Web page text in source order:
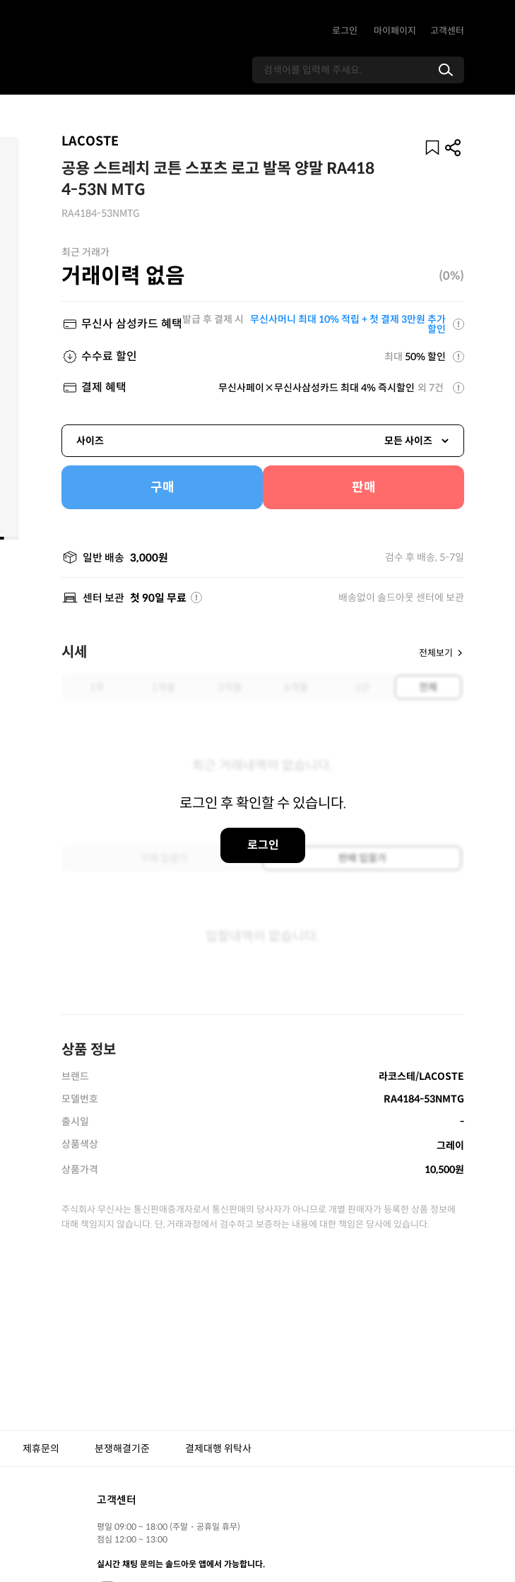
로그인 마이페이지 고객센터
LACOSTE
공용 스트레치 코튼 스포츠 로고 발목 양말 RA418
4-53N MTG
RA4184-53NMTG
최근 거래가
거래이력 없음 (0%)
무신사 삼성카드 혜택발급 후 결제 시 무신사머니 최대 10% 적립 + 첫 결제 3만원 추가
할인
수수료 할인 최대 50% 할인
결제 혜택 무신사페이×무신사삼성카드 최대 4% 즉시할인 외 7건
사이즈 모든 사이즈
구매 판매
일반 배송 3,000원 검수 후 배송, 5-7일
센터 보관 첫 90일 무료 배송없이 솔드아웃 센터에 보관
시세 전체보기
로그인 후 확인할 수 있습니다.
로그인
전체
판매 입찰가
상품 정보
브랜드
라코스테/LACOSTE
모델번호
RA4184-53NMTG
출시일
-
상품색상
그레이
상품가격
10,500원
주식회사 무신사는 통신판매중개자로서 통신판매의 당사자가 아니므로 개별 판매자가 등록한 상품 정보에
대해 책임지지 않습니다. 단, 거래과정에서 검수하고 보증하는 내용에 대한 책임은 당사에 있습니다.
제휴문의 분쟁해결기준 결제대행 위탁사
고객센터
평일 09:00 ~ 18:00 (주말・공휴일 휴무)
점심 12:00 ~ 13:00
실시간 채팅 문의는 솔드아웃 앱에서 가능합니다.